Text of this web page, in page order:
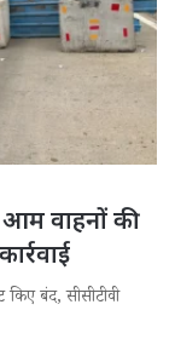
आम वाहनों की
बंद, सीसीटीवी